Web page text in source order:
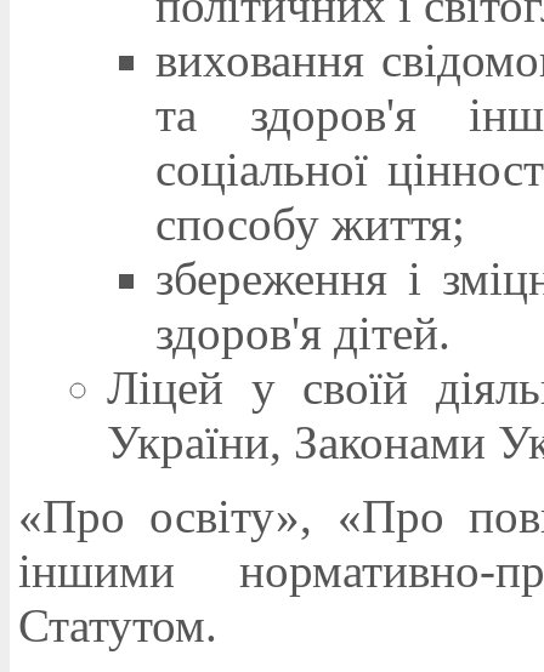
виховання
та здоров'я
соціальної
способу життя;
збереження і
здоров'я дітей.
Ліцей у своїй
України, Законами
«Про освіту», «Про
іншими
Статутом.